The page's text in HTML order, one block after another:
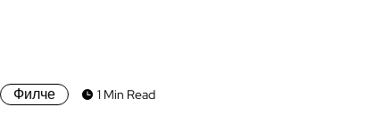
Филче 1 Min Read